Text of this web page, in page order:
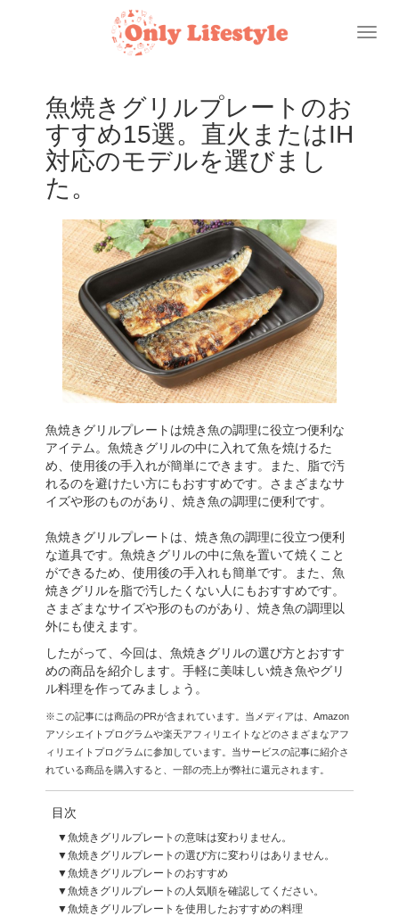
Toggle
魚焼きグリルプレートのお
すすめ15選。直火またはIH
対応のモデルを選びまし
た。
魚焼きグリルプレートは焼き魚の調理に役立つ便利な
アイテム。魚焼きグリルの中に入れて魚を焼けるた
め、使用後の手入れが簡単にできます。また、脂で汚
れるのを避けたい方にもおすすめです。さまざまなサ
イズや形のものがあり、焼き魚の調理に便利です。
魚焼きグリルプレートは、焼き魚の調理に役立つ便利
な道具です。魚焼きグリルの中に魚を置いて焼くこと
ができるため、使用後の手入れも簡単です。また、魚
焼きグリルを脂で汚したくない人にもおすすめです。
さまざまなサイズや形のものがあり、焼き魚の調理以
外にも使えます。
したがって、今回は、魚焼きグリルの選び方とおすす
めの商品を紹介します。手軽に美味しい焼き魚やグリ
ル料理を作ってみましょう。
※この記事には商品のPRが含まれています。当メディアは、Amazon
アソシエイトプログラムや楽天アフィリエイトなどのさまざまなアフ
ィリエイトプログラムに参加しています。当サービスの記事に紹介さ
れている商品を購入すると、一部の売上が弊社に還元されます。
目次
魚焼きグリルプレートの意味は変わりません。
魚焼きグリルプレートの選び方に変わりはありません。
魚焼きグリルプレートのおすすめ
魚焼きグリルプレートの人気順を確認してください。
魚焼きグリルプレートを使用したおすすめの料理